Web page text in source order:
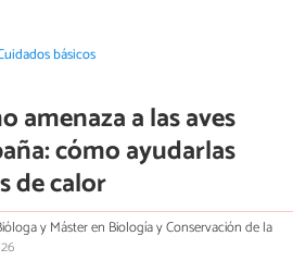
básicos
amenaza a las aves
cómo ayudarlas
de calor
y Máster en Biología y Conservación de la